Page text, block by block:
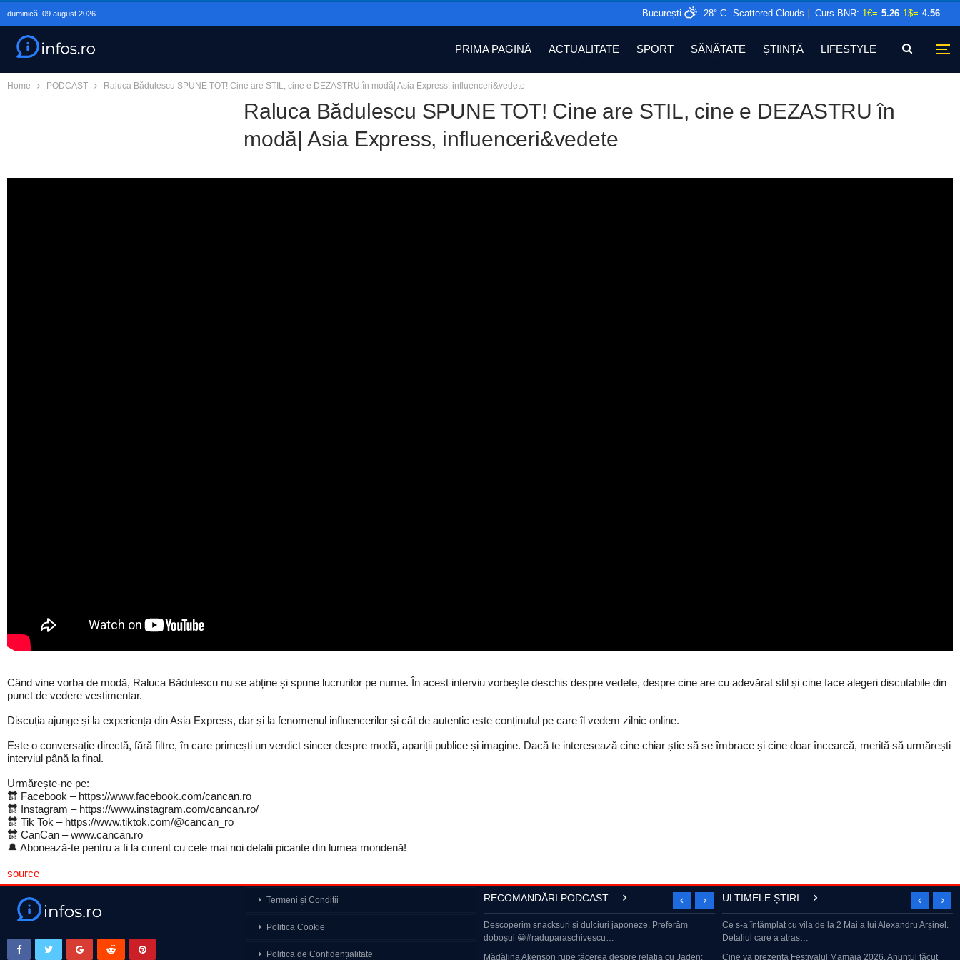
duminică, 09 august 2026 București 28° C Scattered Clouds |Curs BNR: 1€= 5.26 1$= 4.56
PRIMA PAGINĂ ACTUALITATE SPORT SĂNĂTATE ȘTIINȚĂ LIFESTYLE
Home PODCAST Raluca Bădulescu SPUNE TOT! Cine are STIL, cine e DEZASTRU în modă| Asia Express, influenceri&vedete
Raluca Bădulescu SPUNE TOT! Cine are STIL, cine e DEZASTRU în
modă| Asia Express, influenceri&vedete
Când vine vorba de modă, Raluca Bădulescu nu se abține și spune lucrurilor pe nume. În acest interviu vorbește deschis despre vedete, despre cine are cu adevărat stil și cine face alegeri discutabile din
punct de vedere vestimentar.
Discuția ajunge și la experiența din Asia Express, dar și la fenomenul influencerilor și cât de autentic este conținutul pe care îl vedem zilnic online.
Este o conversație directă, fără filtre, în care primești un verdict sincer despre modă, apariții publice și imagine. Dacă te interesează cine chiar știe să se îmbrace și cine doar încearcă, merită să urmărești
interviul până la final.
Urmărește-ne pe:
🔛 Facebook – https://www.facebook.com/cancan.ro
🔛 Instagram – https://www.instagram.com/cancan.ro/
🔛 Tik Tok – https://www.tiktok.com/@cancan_ro
🔛 CanCan – www.cancan.ro
🔔 Abonează-te pentru a fi la curent cu cele mai noi detalii picante din lumea mondenă!
source
Termeni și Condiții
Politica Cookie
Politica de Confidențialitate
RECOMANDĂRI PODCAST
Emilia Popescu despre provocările cu care se confruntă
O opinie nepopulară. Noua lege a Integrității ne pune în
Descoperim snacksuri și dulciuri japoneze. Preferăm
doboșul 😀#raduparaschivescu…
Mădălina Akenson rupe tăcerea despre relația cu Jaden:
MĂDĂLINA AKENSON, acuzată de FURT doar pentru că
este ROMÂNCĂ
Lecții de viață incredibile în expoziția „Marked for More”,
ULTIMELE ȘTIRI
BANC | 3 bețivi stau în restaurantul gării
A avut Moody’s dreptate? Patru teste decisive vor pune
diagnosticul economiei României în…
Ce s-a întâmplat cu vila de la 2 Mai a lui Alexandru Arșinel.
Detaliul care a atras…
Cine va prezenta Festivalul Mamaia 2026. Anunțul făcut